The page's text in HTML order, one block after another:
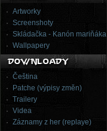
Artworky
Screenshoty
Skládačka - Kanón mariňáka
Wallpapery
Čeština
Patche (výpisy změn)
Trailery
Videa
Záznamy z her (replaye)